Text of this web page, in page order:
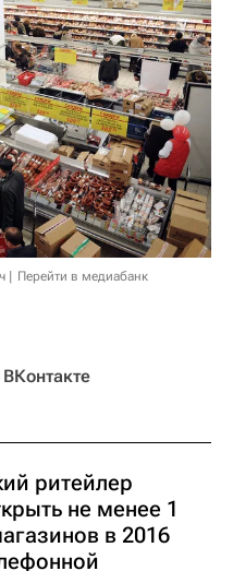
Перейти в медиабанк
ВКонтакте
ритейлер
не менее 1
в 2016